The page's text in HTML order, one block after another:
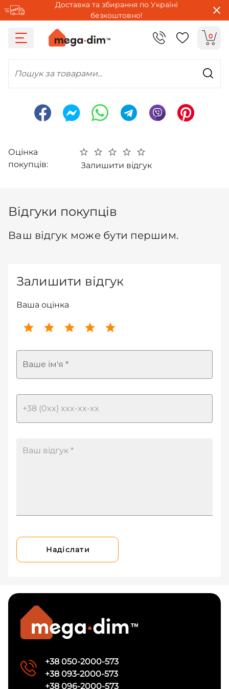
Доставка та збирання по Україні
безкоштовно!
0
Пошук за товарами...
Оцінка
покупців:
Залишити відгук
Відгуки покупців
Ваш відгук може бути першим.
Залишити відгук
Ваша оцінка
Ваше ім'я *
Надіслати
+38 050-2000-573
+38 093-2000-573
+38 096-2000-573